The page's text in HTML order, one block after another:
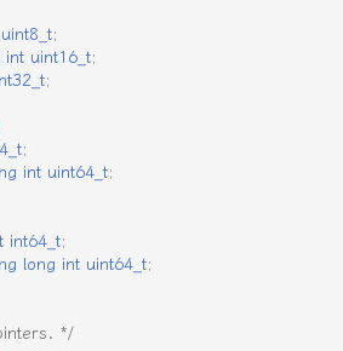
uint8_t;
int uint16_t;
;
;
int uint64_t;
int64_t;
long int uint64_t;
*/